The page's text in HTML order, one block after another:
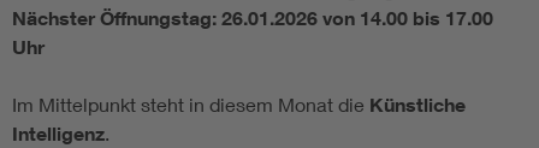
Nächster Öffnungstag: 26.01.2026 von 14.00 bis 17.00
Uhr
Im Mittelpunkt steht in diesem Monat die Künstliche
Intelligenz.